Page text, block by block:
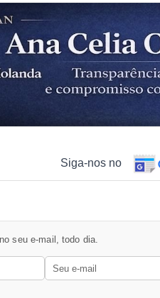
Siga-nos no
seu e-mail, todo dia.